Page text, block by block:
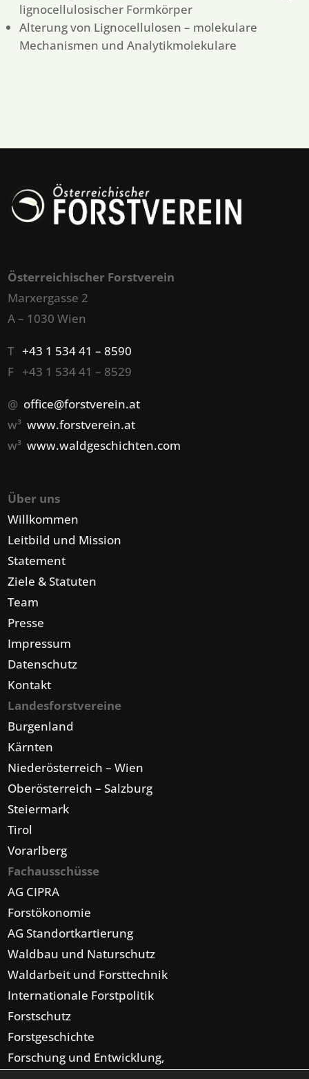
lignocellulosischer Formkörper
Alterung von Lignocellulosen – molekulare
Mechanismen und Analytikmolekulare
Österreichischer Forstverein
Marxergasse 2
A – 1030 Wien
T+43 1 534 41 – 8590
F +43 1 534 41 – 8529
@ office@forstverein.at
w³www.forstverein.at
w³www.waldgeschichten.com
Über uns
Willkommen
Leitbild und Mission
Statement
Ziele & Statuten
Team
Presse
Impressum
Datenschutz
Kontakt
Landesforstvereine
Burgenland
Kärnten
Niederösterreich – Wien
Oberösterreich – Salzburg
Steiermark
Tirol
Vorarlberg
Fachausschüsse
AG CIPRA
Forstökonomie
AG Standortkartierung
Waldbau und Naturschutz
Waldarbeit und Forsttechnik
Internationale Forstpolitik
Forstschutz
Forstgeschichte
Forschung und Entwicklung,